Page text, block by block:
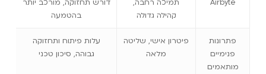
Airbyte
תמיכה רחבה,
קהילה גדולה
דורש תחזוקה, מורכב יותר
בהטמעה
פתרונות
פנימיים
מותאמים
פיטרון אישי, שליטה
מלאה
עלות פיתוח ותחזוקה
גבוהה, סיכון טכני